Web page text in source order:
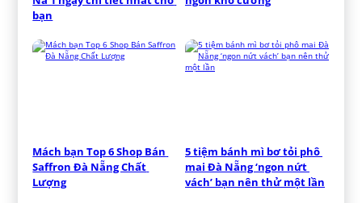
bạn
Mách bạn Top 6 Shop Bán
Saffron Đà Nẵng Chất
Lượng
5 tiệm bánh mì bơ tỏi phô
mai Đà Nẵng ‘ngon nứt
vách’ bạn nên thử một lần